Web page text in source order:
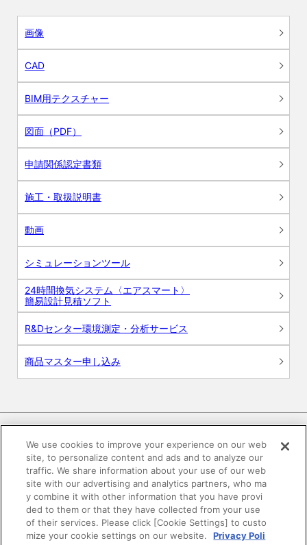
画像
CAD
BIM用テクスチャー
図面（PDF）
申請関係認定書類
施工・取扱説明書
動画
シミュレーションツール
24時間換気システム〈エアスマート〉
簡易設計見積ソフト
R&Dセンター環境測定・分析サービス
商品マスター申し込み
電子公告 このWEBサイトについて
プライバシーポリシー
SNSコミュニティガイドライン サイトマップ
We use cookies to improve your experience on our web
site, to personalize content and ads and to analyze our
traffic. We share information about your use of our web
site with our advertising and analytics partners, who ma
y combine it with other information that you have provi
ded to them or that they have collected from your use
of their services. Please click [Cookie Settings] to custo
mize your cookie settings on our website.
Privacy Poli